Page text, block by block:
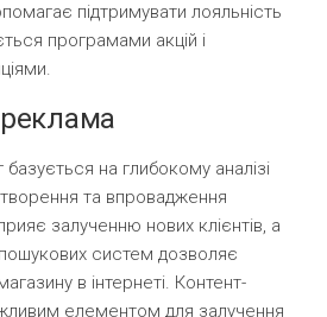
підтримувати лояльність
програмами акцій і
на глибокому аналізі
та впровадження
залученню нових клієнтів, а
пошукових систем дозволяє
в інтернеті. Контент-
елементом для залучення